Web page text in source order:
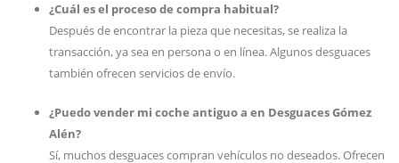
¿Cuál es el proceso de compra habitual?
Después de encontrar la pieza que necesitas, se realiza la
transacción, ya sea en persona o en línea. Algunos desguaces
también ofrecen servicios de envío.
¿Puedo vender mi coche antiguo a en Desguaces Gómez
Alén?
Sí, muchos desguaces compran vehículos no deseados. Ofrecen